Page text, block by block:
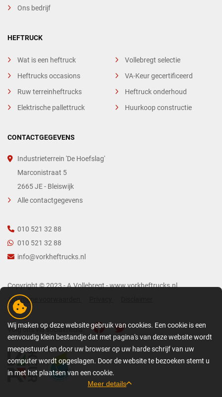
Ons bedrijf
HEFTRUCK
Wat is een heftruck
Heftrucks occasions
Ruw terreinheftrucks
Elektrische pallettruck
Vollebregt selectie
VA-Keur gecertificeerd
Heftruck onderhoud
Huurkoop constructie
CONTACTGEGEVENS
Industrieterrein 'De Hoefslag'
Marconistraat 5
2665 JE - Bleiswijk
Alle contactgegevens
010 521 32 88
010 521 32 88
info@vorkheftrucks.nl
Copyright © 2023 - A.Vollebregt - www.vorkheftrucks.nl
Algemene voorwaarden
Volg ons via socialmedia:
Wij maken op deze website gebruik van cookies. Een cookie is een
eenvoudig klein bestandje dat met pagina's van deze website wordt
meegestuurd en door uw browser op uw harde schrijf van uw
computer wordt opgeslagen. Door de website te bezoeken stemt u
in met het plaatsen van een cookie.
Meer details